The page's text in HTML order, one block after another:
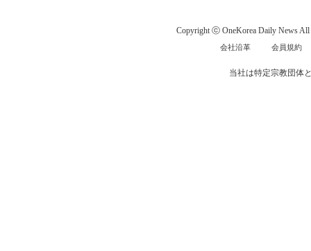
Copyright ⓒ OneKorea Daily News All
会社沿革 会員規約
当社は特定宗教団体